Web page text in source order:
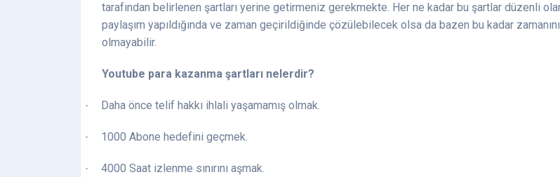
tarafından belirlenen şartları yerine getirmeniz gerekmekte. Her ne kadar bu şartlar düzenli
paylaşım yapıldığında ve zaman geçirildiğinde çözülebilecek olsa da bazen bu kadar
olmayabilir.
Youtube para kazanma şartları nelerdir?
· Daha önce telif hakkı ihlali yaşamamış olmak.
· 1000 Abone hedefini geçmek.
· 4000 Saat izlenme sınırını aşmak.